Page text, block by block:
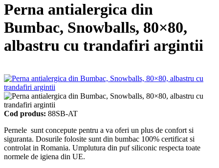
Perna antialergica din
Bumbac, Snowballs, 80×80,
albastru cu trandafiri argintii
Cod produs: 88SB-AT
Pernele sunt concepute pentru a va oferi un plus de confort si
siguranta. Dosurile folosite sunt din bumbac 100% certificat si
controlat in Romania. Umplutura din puf siliconic respecta toate
normele de igiena din UE.